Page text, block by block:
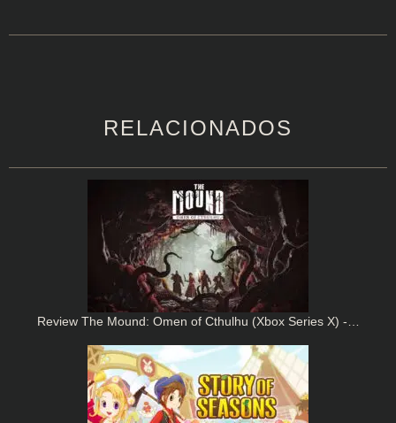
RELACIONADOS
Review The Mound: Omen of Cthulhu (Xbox Series X) -…